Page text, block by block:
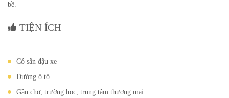
bề.
TIỆN ÍCH
Có sân đậu xe
Đường ô tô
Gần chợ, trường học, trung tâm thương mại